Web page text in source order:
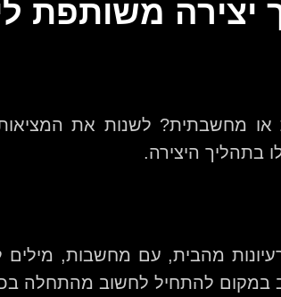
מחשבתית? לשנות את
בתהליך היצירה.
מהבית, עם מחשבות, מילים
במקום להתחיל לחשוב מהתחלה